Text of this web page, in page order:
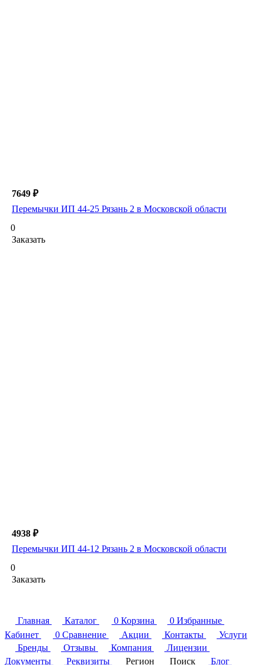
7649 ₽
Перемычки ИП 44-25 Рязань 2 в Московской области
0
Заказать
4938 ₽
Перемычки ИП 44-12 Рязань 2 в Московской области
0
Заказать
Главная Каталог 0 Корзина 0 Избранные
Кабинет
0 Сравнение Акции Контакты
Услуги
Бренды
Отзывы Компания
Лицензии
Документы
Реквизиты Регион Поиск
Блог